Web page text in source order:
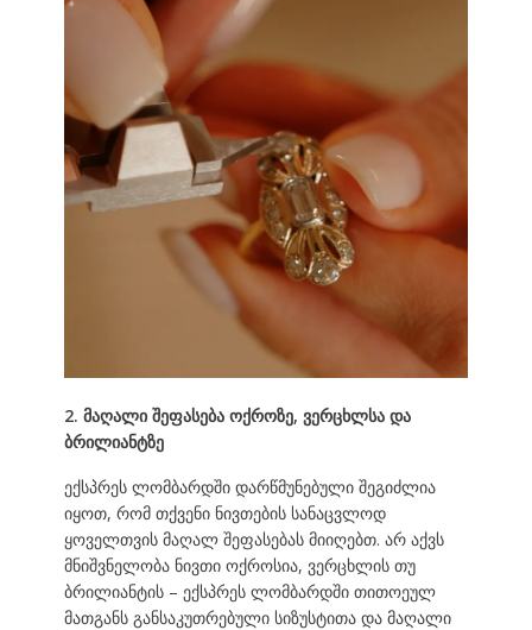
2. მაღალი შეფასება ოქროზე, ვერცხლსა და
ბრილიანტზე
ექსპრეს ლომბარდში დარწმუნებული შეგიძლია
იყოთ, რომ თქვენი ნივთების სანაცვლოდ
ყოველთვის მაღალ შეფასებას მიიღებთ. არ აქვს
მნიშვნელობა ნივთი ოქროსია, ვერცხლის თუ
ბრილიანტის – ექსპრეს ლომბარდში თითოეულ
მათგანს განსაკუთრებული სიზუსტითა და მაღალი